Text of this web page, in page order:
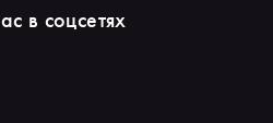
в соцсетях